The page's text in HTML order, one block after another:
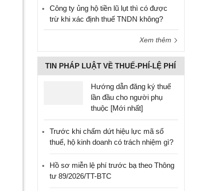
Công ty ủng hộ tiền lũ lụt thì có được
trừ khi xác định thuế TNDN không?
Xem thêm
TIN PHÁP LUẬT VỀ THUẾ-PHÍ-LỆ PHÍ
Hướng dẫn đăng ký thuế
lần đầu cho người phụ
thuộc [Mới nhất]
Trước khi chấm dứt hiệu lực mã số
thuế, hộ kinh doanh có trách nhiệm gì?
Hồ sơ miễn lệ phí trước bạ theo Thông
tư 89/2026/TT-BTC